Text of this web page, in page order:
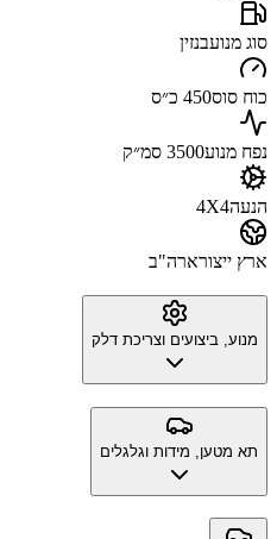
סוג מנועבנזין
כוח סוס450 כ״ס
נפח מנוע3500 סמ״ק
הנעה4X4
ארץ ייצורארה"ב
מנוע, ביצועים וצריכת דלק
תא מטען, מידות וגלגלים